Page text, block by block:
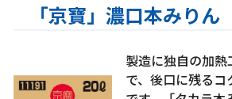
「京寶」濃口本みりん
製造に独自の加
で、後口に残る